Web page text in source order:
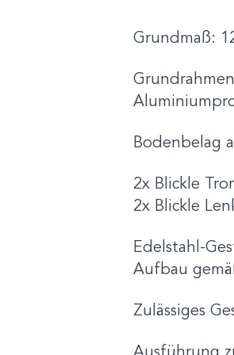
Grundmaß:
Bodenbelag
2x Blickle
2x Blickle
Edelstahl-
Aufbau
Zulässiges